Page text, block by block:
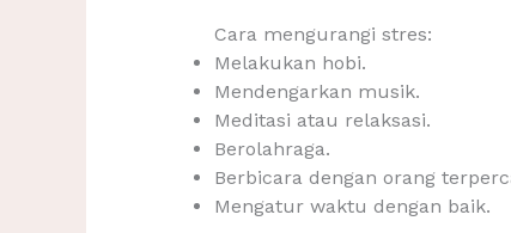
Cara mengurangi stres:
Melakukan hobi.
Mendengarkan musik.
Meditasi atau relaksasi.
Berolahraga.
Berbicara dengan orang
Mengatur waktu dengan baik.